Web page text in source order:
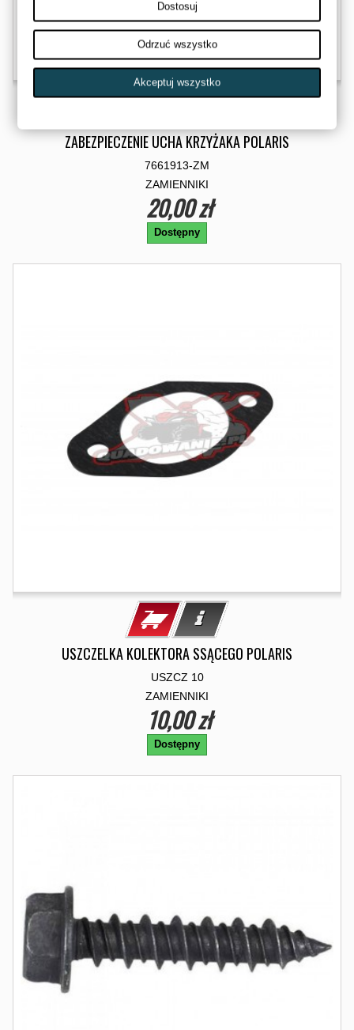
ZABEZPIECZENIE UCHA KRZYŻAKA POLARIS
7661913-ZM
ZAMIENNIKI
20,00 zł
Dostępny
USZCZELKA KOLEKTORA SSĄCEGO POLARIS
USZCZ 10
ZAMIENNIKI
10,00 zł
Dostępny
Dostosuj
Odrzuć wszystko
Akceptuj wszystko